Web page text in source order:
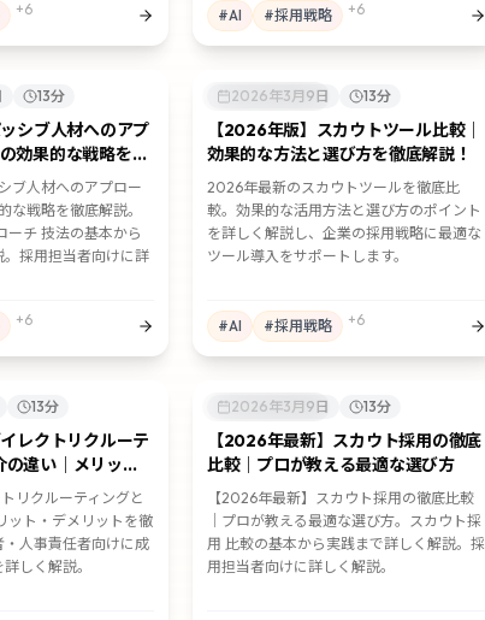
+6 #AI #採用戦略 +6
13分
シブ人材へのアプ
効果的な戦略を徹
ブ人材へのアプロー
な戦略を徹底解説。
ーチ 技法の基本から
採用担当者向けに詳
+6
✉️スカウト採用
2026年3月9日 13分
【2026年版】スカウトツール比較｜
効果的な方法と選び方を徹底解説！
2026年最新のスカウトツールを徹底比
較。効果的な活用方法と選び方のポイント
を詳しく解説し、企業の採用戦略に最適な
ツール導入をサポートします。
#AI #採用戦略 +6
13分
レクトリクルーテ
違い｜メリッ
底解説
リクルーティングと
ット・デメリットを徹
人事責任者向けに成
しく解説。
✉️スカウト採用
2026年3月9日 13分
【2026年最新】スカウト採用の徹底
比較｜プロが教える最適な選び方
【2026年最新】スカウト採用の徹底比較
｜プロが教える最適な選び方。スカウト採
用 比較の基本から実践まで詳しく解説。採
用担当者向けに詳しく解説。